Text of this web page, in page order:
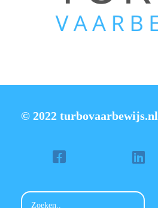
© 2022 turbovaarbewijs.nl